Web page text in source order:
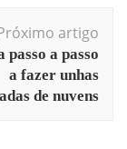
artigo
passo a passo
a fazer unhas
de nuvens